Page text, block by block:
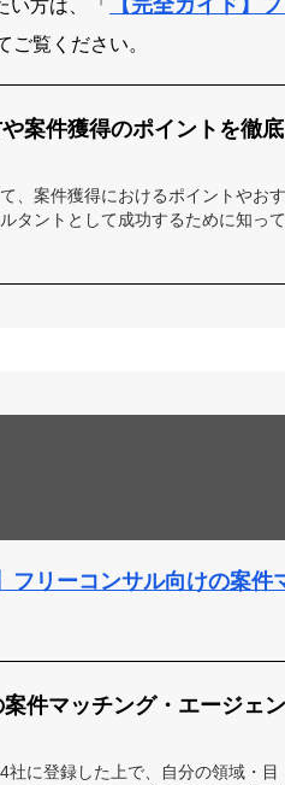
方は、
ご覧ください。
案件獲得のポイントを徹底
、案件獲得におけるポイントやおす
タントとして成功するために知って
フリーコンサル向けの案件
件マッチング・エージェン
に登録した上で、自分の領域・目